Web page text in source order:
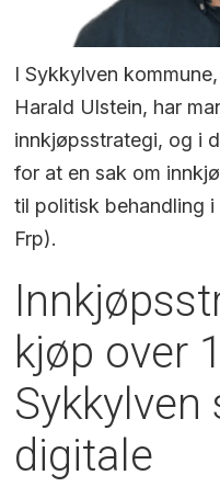
I Sykkylven
Harald Ulstein, har
innkjøpsstrategi, og i
for at en sak om
til politisk behandling
Frp).
kjøp over
digitale